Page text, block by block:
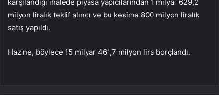
karşılandığı ihalede piyasa yapıcılarından 1 milyar 629,2
milyon liralık teklif alındı ve bu kesime 800 milyon liralık
satış yapıldı.
Hazine, böylece 15 milyar 461,7 milyon lira borçlandı.